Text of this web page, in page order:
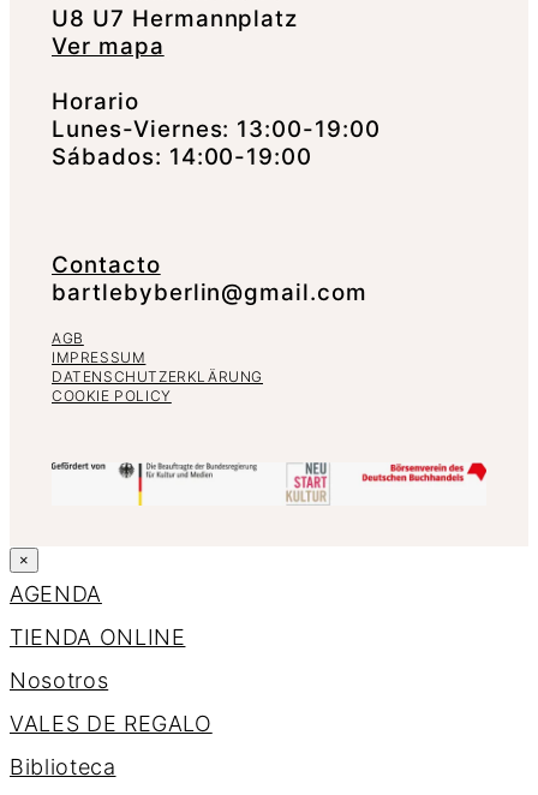
U8 U7 Hermannplatz
Ver mapa
Horario
Lunes-Viernes: 13:00-19:00
Sábados: 14:00-19:00
Contacto
bartlebyberlin@gmail.com
AGB
IMPRESSUM
DATENSCHUTZERKLÄRUNG
COOKIE POLICY
×
AGENDA
TIENDA ONLINE
Nosotros
VALES DE REGALO
Biblioteca